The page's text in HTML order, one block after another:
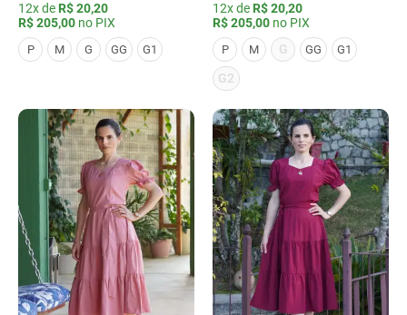
12x de R$ 20,20
R$ 205,00 no PIX
P M G GG G1
12x de R$ 20,20
R$ 205,00 no PIX
P M G GG G1
G2